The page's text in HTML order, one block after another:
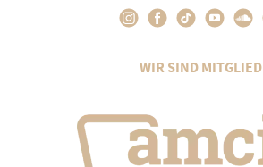
WIR SIND MITGLIED